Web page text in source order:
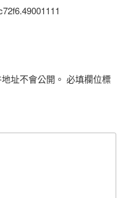
址不會公開。 必填欄位標